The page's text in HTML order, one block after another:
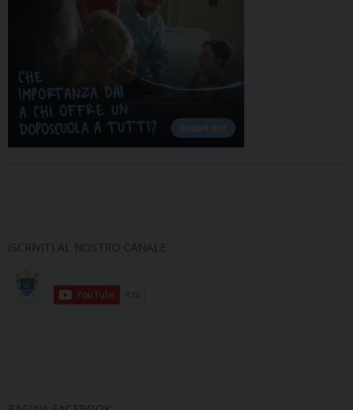
ISCRIVITI AL NOSTRO CANALE